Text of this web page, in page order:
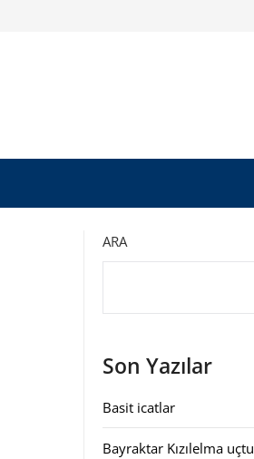
ARA
Son Yazılar
Basit icatlar
Bayraktar Kızılelma uçtu